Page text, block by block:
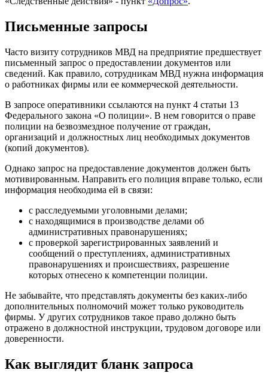
Письменные запросы
Часто визиту сотрудников МВД на предприятие предшествует
письменный запрос о предоставлении документов или
сведений. Как правило, сотрудникам МВД нужна информация
о работниках фирмы или ее коммерческой деятельности.
В запросе оперативники ссылаются на пункт 4 статьи 13
Федерального закона «О полиции». В нем говорится о праве
полиции на безвозмездное получение от граждан,
организаций и должностных лиц необходимых документов
(копий документов).
Однако запрос на предоставление документов должен быть
мотивированным. Направить его полиция вправе только, если
информация необходима ей в связи:
с расследуемыми уголовными делами;
с находящимися в производстве делами об
административных правонарушениях;
с проверкой зарегистрированных заявлений и
сообщений о преступлениях, административных
правонарушениях и происшествиях, разрешение
которых отнесено к компетенции полиции.
Не забывайте, что представлять документы без каких-либо
дополнительных полномочий может только руководитель
фирмы. У других сотрудников такое право должно быть
отражено в должностной инструкции, трудовом договоре или
доверенности.
Как выглядит бланк запроса